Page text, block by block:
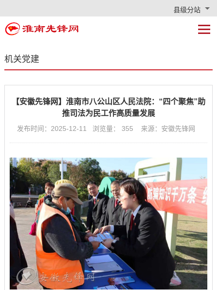
县级分站
机关党建
【安徽先锋网】淮南市八公山区人民法院：“四个聚焦”助
推司法为民工作高质量发展
发布时间：2025-12-11 浏览量： 355 来源：安徽先锋网